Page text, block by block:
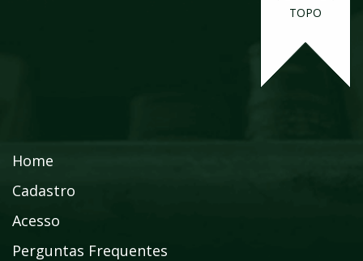
TOPO
Home
Cadastro
Acesso
Perguntas Frequentes